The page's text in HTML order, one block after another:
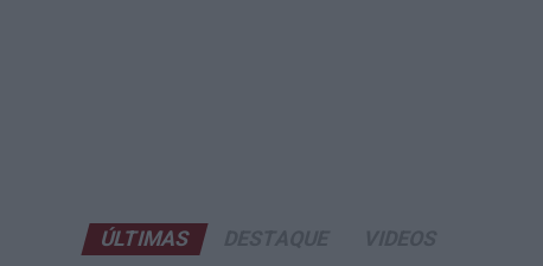
ÚLTIMAS